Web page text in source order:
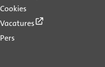
Cookies
Vacatures
Pers